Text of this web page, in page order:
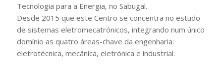
Tecnologia para a Energia, no Sabugal.
Desde 2015 que este Centro se concentra no estudo
de sistemas eletromecatrónicos, integrando num único
domínio as quatro áreas-chave da engenharia:
eletrotécnica, mecânica, eletrónica e industrial.